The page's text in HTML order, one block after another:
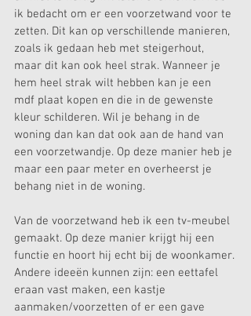
ik bedacht om er een voorzetwand voor te
zetten. Dit kan op verschillende manieren,
zoals ik gedaan heb met steigerhout,
maar dit kan ook heel strak. Wanneer je
hem heel strak wilt hebben kan je een
mdf plaat kopen en die in de gewenste
kleur schilderen. Wil je behang in de
woning dan kan dat ook aan de hand van
een voorzetwandje. Op deze manier heb je
maar een paar meter en overheerst je
behang niet in de woning.
Van de voorzetwand heb ik een tv-meubel
gemaakt. Op deze manier krijgt hij een
functie en hoort hij echt bij de woonkamer.
Andere ideeën kunnen zijn: een eettafel
eraan vast maken, een kastje
aanmaken/voorzetten of er een gave